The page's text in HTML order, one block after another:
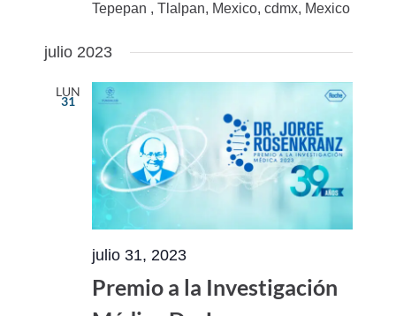
Tepepan , Tlalpan, Mexico, cdmx, Mexico
julio 2023
LUN
31
julio 31, 2023
Premio a la Investigación